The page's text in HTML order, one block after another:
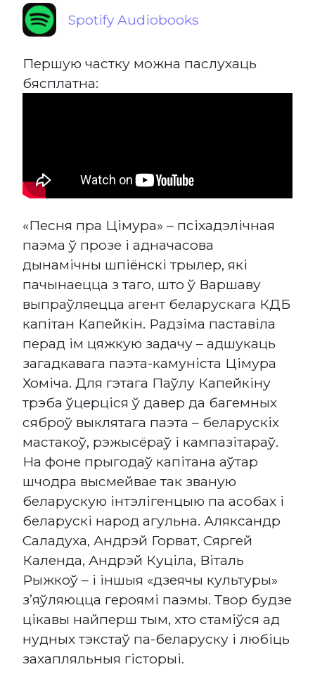
Spotify Audiobooks
Першую частку можна паслухаць
бясплатна:
«Песня пра Цімура» – псіхадэлічная
паэма ў прозе і адначасова
дынамічны шпіёнскі трылер, які
пачынаецца з таго, што ў Варшаву
выпраўляецца агент беларускага КДБ
капітан Капейкін. Радзіма паставіла
перад ім цяжкую задачу – адшукаць
загадкавага паэта-камуніста Цімура
Хоміча. Для гэтага Паўлу Капейкіну
трэба ўцерціся ў давер да багемных
сяброў выклятага паэта – беларускіх
мастакоў, рэжысёраў і кампазітараў.
На фоне прыгодаў капітана аўтар
шчодра высмейвае так званую
беларускую інтэлігенцыю па асобах і
беларускі народ агульна. Аляксандр
Саладуха, Андрэй Горват, Сяргей
Календа, Андрэй Куціла, Віталь
Рыжкоў – і іншыя «дзеячы культуры»
з’яўляюцца героямі паэмы. Твор будзе
цікавы найперш тым, хто стаміўся ад
нудных тэкстаў па-беларуску і любіць
захапляльныя гісторыі.